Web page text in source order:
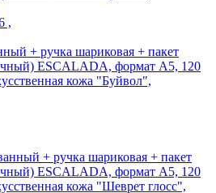
,
+ ручка шариковая + пакет
ESCALADA, формат А5, 120
кожа "Буйвол",